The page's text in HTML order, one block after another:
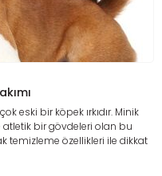
eski bir köpek ırkıdır. Minik
bir gövdeleri olan bu
temizleme özellikleri ile dikkat